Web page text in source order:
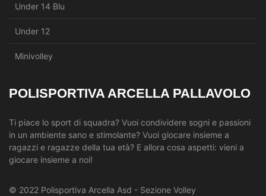
Under 14 Blu
Under 12
Minivolley
POLISPORTIVA ARCELLA PALLAVOLO
Ti piace lo sport di squadra? Vuoi condividere sogni e passioni
in un ambiente sano e stimolante? Vuoi giocare insieme a
ragazzi e ragazze della tua età? E allora cosa aspetti: vieni a
giocare insieme a noi!
© 2022 Polisportiva Arcella Asd - Sezione Volley